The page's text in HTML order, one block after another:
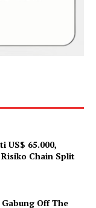
US$ 65.000,
Chain Split
Gabung Off The